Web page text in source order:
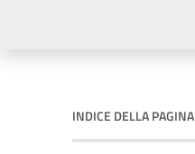
INDICE DELLA PAGINA